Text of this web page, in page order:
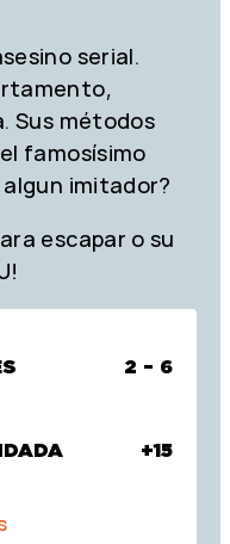
serial.
Sus métodos
famosísimo
algun imitador?
escapar o su
2 – 6
+15